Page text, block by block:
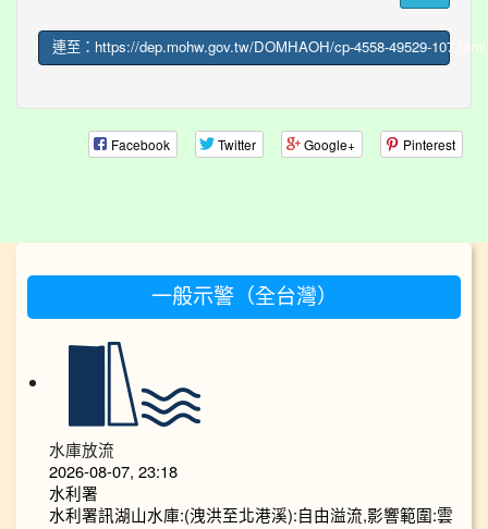
連至：https://dep.mohw.gov.tw/DOMHAOH/cp-4558-49529-107.html
Facebook Twitter Google+ Pinterest
一般示警（全台灣）
水庫放流
2026-08-07, 23:18
水利署
水利署訊湖山水庫:(洩洪至北港溪):自由溢流,影響範圍:雲